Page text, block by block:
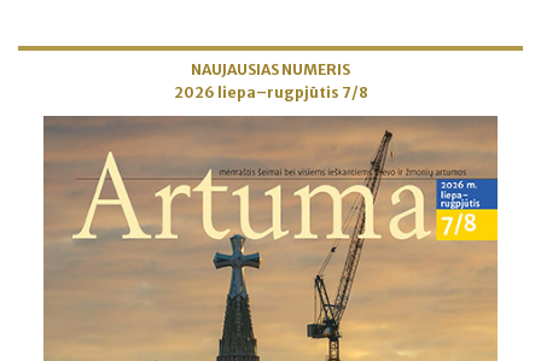
NAUJAUSIAS NUMERIS
2026 liepa–rugpjūtis 7/8